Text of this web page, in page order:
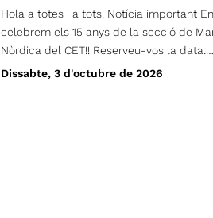
Hola a totes i a tots! Notícia important
celebrem els 15 anys de la secció de
Nòrdica del CET!! Reserveu-vos la data:
Dissabte 3 d'octubre, a les 18 hores a
Dissabte, 3 d'octubre de 2026